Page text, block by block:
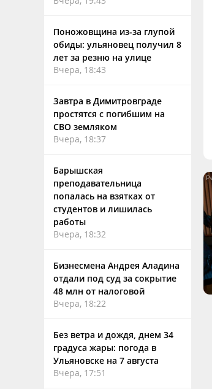
Поножовщина из-за глупой
обиды: ульяновец получил 8
лет за резню на улице
Вчера, 18:43
Завтра в Димитровграде
простятся с погибшим на
СВО земляком
Вчера, 18:37
Барышская
преподавательница
попалась на взятках от
студентов и лишилась
работы
Вчера, 18:32
Бизнесмена Андрея Аладина
отдали под суд за сокрытие
48 млн от налоговой
Вчера, 18:22
Без ветра и дождя, днем 34
градуса жары: погода в
Ульяновске на 7 августа
Вчера, 17:51